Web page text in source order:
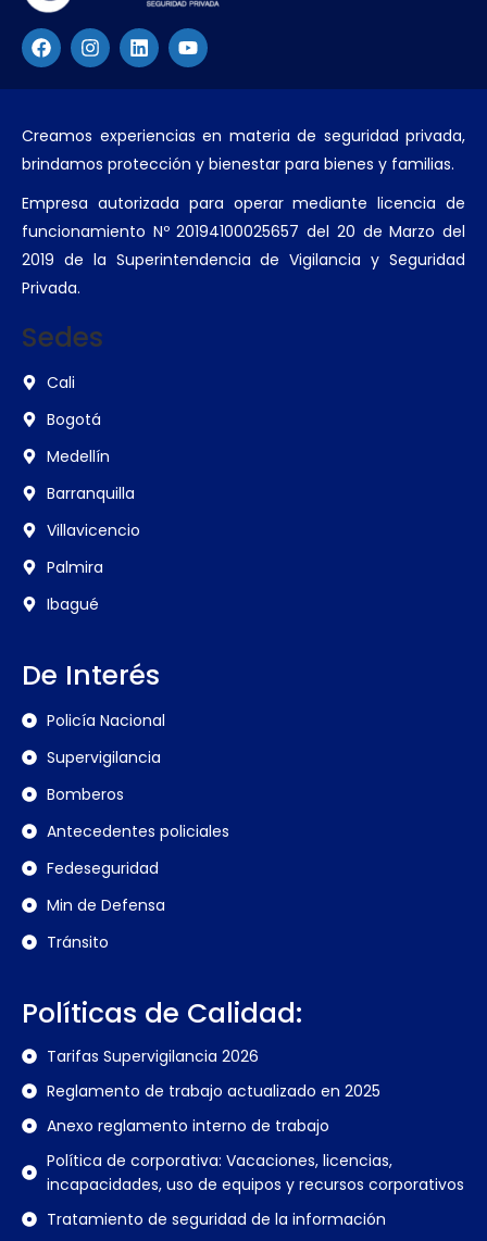
Creamos experiencias en materia de seguridad privada,
brindamos protección y bienestar para bienes y familias.
Empresa autorizada para operar mediante licencia de
funcionamiento Nº 20194100025657 del 20 de Marzo del
2019 de la Superintendencia de Vigilancia y Seguridad
Privada.
Sedes
Cali
Bogotá
Medellín
Barranquilla
Villavicencio
Palmira
Ibagué
De Interés
Policía Nacional
Supervigilancia
Bomberos
Antecedentes policiales
Fedeseguridad
Min de Defensa
Tránsito
Políticas de Calidad:
Tarifas Supervigilancia 2026
Reglamento de trabajo actualizado en 2025
Anexo reglamento interno de trabajo
Política de corporativa: Vacaciones, licencias,
incapacidades, uso de equipos y recursos corporativos
Tratamiento de seguridad de la información